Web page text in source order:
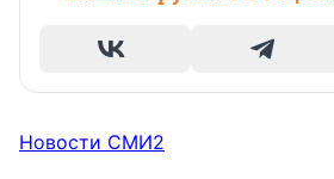
Новости СМИ2